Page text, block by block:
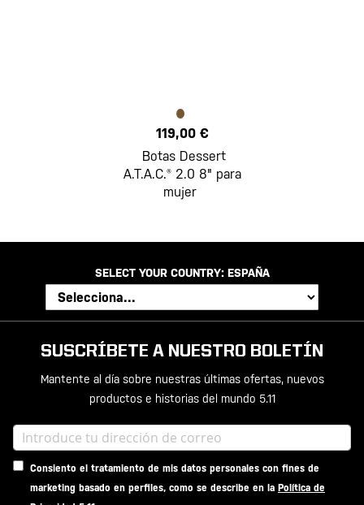
119,00 €
Botas Dessert
A.T.A.C.® 2.0 8" para
mujer
SELECT YOUR COUNTRY: ESPAÑA
SUSCRÍBETE A NUESTRO BOLETÍN
Mantente al día sobre nuestras últimas ofertas, nuevos
productos e historias del mundo 5.11
Consiento el tratamiento de mis datos personales con fines de
marketing basado en perfiles, como se describe en la Política de